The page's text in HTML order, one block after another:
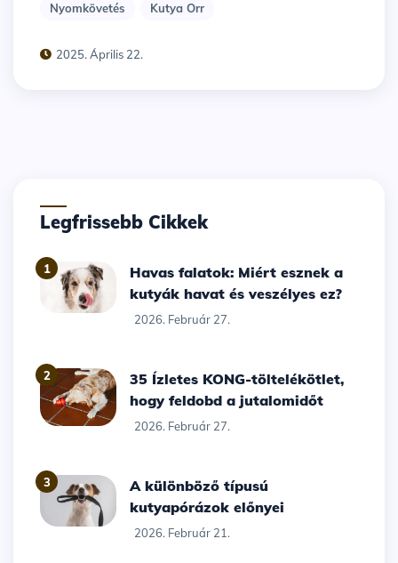
Nyomkövetés
Kutya Orr
2025. Április 22.
Legfrissebb Cikkek
1
Havas falatok: Miért esznek a
kutyák havat és veszélyes ez?
2026. Február 27.
2
35 Ízletes KONG-töltelékötlet,
hogy feldobd a jutalomidőt
2026. Február 27.
3
A különböző típusú
kutyapórázok előnyei
2026. Február 21.